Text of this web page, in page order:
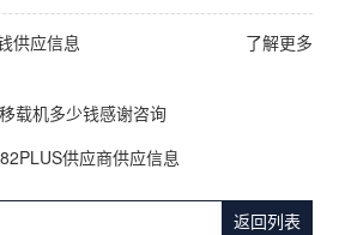
了解更多
供应信息
载机多少钱感谢咨询
供应商供应信息
返回列表